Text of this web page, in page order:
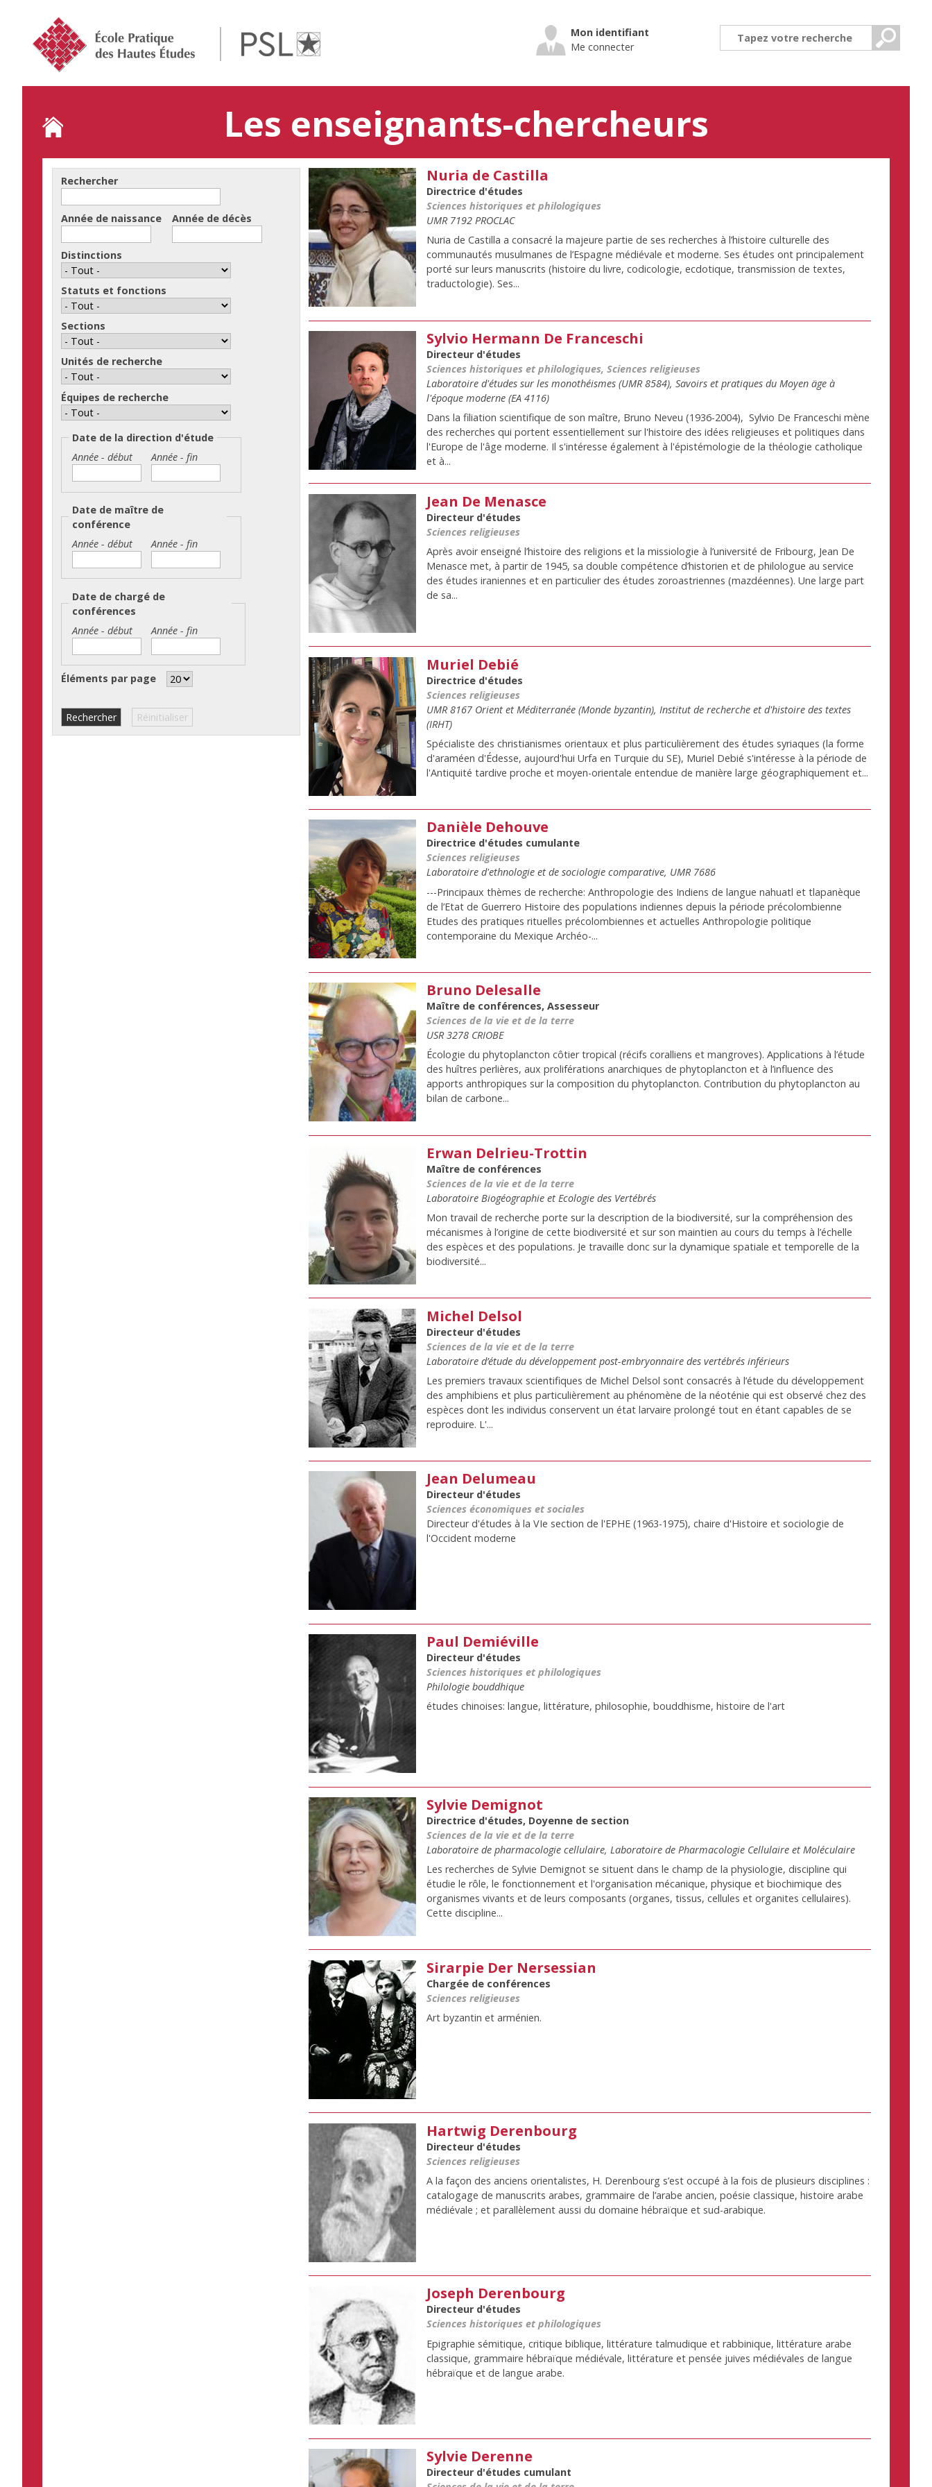
navigation
Mon identifiant
Me connecter
Les enseignants-chercheurs
Rechercher
Année de naissance
de
naissance
Année de décès
de
décès
Distinctions
Statuts et fonctions
Sections
Unités de recherche
Équipes de recherche
Date de la direction d'étude
Année - début
-
Année - fin
-
Date de maître de
conférence
Année - début
-
Année - fin
-
Date de chargé de
conférences
Année - début
-
début
Année - fin
-
fin
Éléments par page
Back
top
Nuria de Castilla
Directrice d'études
Sciences historiques et philologiques
UMR 7192 PROCLAC
Nuria de Castilla a consacré la majeure partie de ses recherches à l’histoire culturelle des
communautés musulmanes de l’Espagne médiévale et moderne. Ses études ont principalement
porté sur leurs manuscrits (histoire du livre, codicologie, ecdotique, transmission de textes,
traductologie). Ses...
Sylvio Hermann De Franceschi
Directeur d'études
Sciences historiques et philologiques, Sciences religieuses
Laboratoire d'études sur les monothéismes (UMR 8584), Savoirs et pratiques du Moyen äge à
l'époque moderne (EA 4116)
Dans la filiation scientifique de son maître, Bruno Neveu (1936-2004), Sylvio De Franceschi mène
des recherches qui portent essentiellement sur l'histoire des idées religieuses et politiques dans
l'Europe de l'âge moderne. Il s'intéresse également à l'épistémologie de la théologie catholique
et à...
Jean De Menasce
Directeur d'études
Sciences religieuses
Après avoir enseigné l’histoire des religions et la missiologie à l’université de Fribourg, Jean De
Menasce met, à partir de 1945, sa double compétence d’historien et de philologue au service
des études iraniennes et en particulier des études zoroastriennes (mazdéennes). Une large part
de sa...
Muriel Debié
Directrice d'études
Sciences religieuses
UMR 8167 Orient et Méditerranée (Monde byzantin), Institut de recherche et d'histoire des textes
(IRHT)
Spécialiste des christianismes orientaux et plus particulièrement des études syriaques (la forme
d'araméen d'Édesse, aujourd'hui Urfa en Turquie du SE), Muriel Debié s'intéresse à la période de
l'Antiquité tardive proche et moyen-orientale entendue de manière large géographiquement et...
Danièle Dehouve
Directrice d'études cumulante
Sciences religieuses
Laboratoire d'ethnologie et de sociologie comparative, UMR 7686
---Principaux thèmes de recherche: Anthropologie des Indiens de langue nahuatl et tlapanèque
de l’Etat de Guerrero Histoire des populations indiennes depuis la période précolombienne
Etudes des pratiques rituelles précolombiennes et actuelles Anthropologie politique
contemporaine du Mexique Archéo-...
Bruno Delesalle
Maître de conférences, Assesseur
Sciences de la vie et de la terre
USR 3278 CRIOBE
Écologie du phytoplancton côtier tropical (récifs coralliens et mangroves). Applications à l’étude
des huîtres perlières, aux proliférations anarchiques de phytoplancton et à l’influence des
apports anthropiques sur la composition du phytoplancton. Contribution du phytoplancton au
bilan de carbone...
Erwan Delrieu-Trottin
Maître de conférences
Sciences de la vie et de la terre
Laboratoire Biogéographie et Ecologie des Vertébrés
Mon travail de recherche porte sur la description de la biodiversité, sur la compréhension des
mécanismes à l’origine de cette biodiversité et sur son maintien au cours du temps à l’échelle
des espèces et des populations. Je travaille donc sur la dynamique spatiale et temporelle de la
biodiversité...
Michel Delsol
Directeur d'études
Sciences de la vie et de la terre
Laboratoire d’étude du développement post-embryonnaire des vertébrés inférieurs
Les premiers travaux scientifiques de Michel Delsol sont consacrés à l’étude du développement
des amphibiens et plus particulièrement au phénomène de la néoténie qui est observé chez des
espèces dont les individus conservent un état larvaire prolongé tout en étant capables de se
reproduire. L'...
Jean Delumeau
Directeur d'études
Sciences économiques et sociales
Directeur d'études à la VIe section de l'EPHE (1963-1975), chaire d'Histoire et sociologie de
l'Occident moderne
Paul Demiéville
Directeur d'études
Sciences historiques et philologiques
Philologie bouddhique
études chinoises: langue, littérature, philosophie, bouddhisme, histoire de l'art
Sylvie Demignot
Directrice d'études, Doyenne de section
Sciences de la vie et de la terre
Laboratoire de pharmacologie cellulaire, Laboratoire de Pharmacologie Cellulaire et Moléculaire
Les recherches de Sylvie Demignot se situent dans le champ de la physiologie, discipline qui
étudie le rôle, le fonctionnement et l'organisation mécanique, physique et biochimique des
organismes vivants et de leurs composants (organes, tissus, cellules et organites cellulaires).
Cette discipline...
Sirarpie Der Nersessian
Chargée de conférences
Sciences religieuses
Art byzantin et arménien.
Hartwig Derenbourg
Directeur d'études
Sciences religieuses
A la façon des anciens orientalistes, H. Derenbourg s’est occupé à la fois de plusieurs disciplines :
catalogage de manuscrits arabes, grammaire de l’arabe ancien, poésie classique, histoire arabe
médiévale ; et parallèlement aussi du domaine hébraïque et sud-arabique.
Joseph Derenbourg
Directeur d'études
Sciences historiques et philologiques
Epigraphie sémitique, critique biblique, littérature talmudique et rabbinique, littérature arabe
classique, grammaire hébraïque médiévale, littérature et pensée juives médiévales de langue
hébraïque et de langue arabe.
Sylvie Derenne
Directeur d'études cumulant